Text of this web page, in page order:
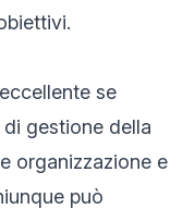
se
gestione della
organizzazione e
può